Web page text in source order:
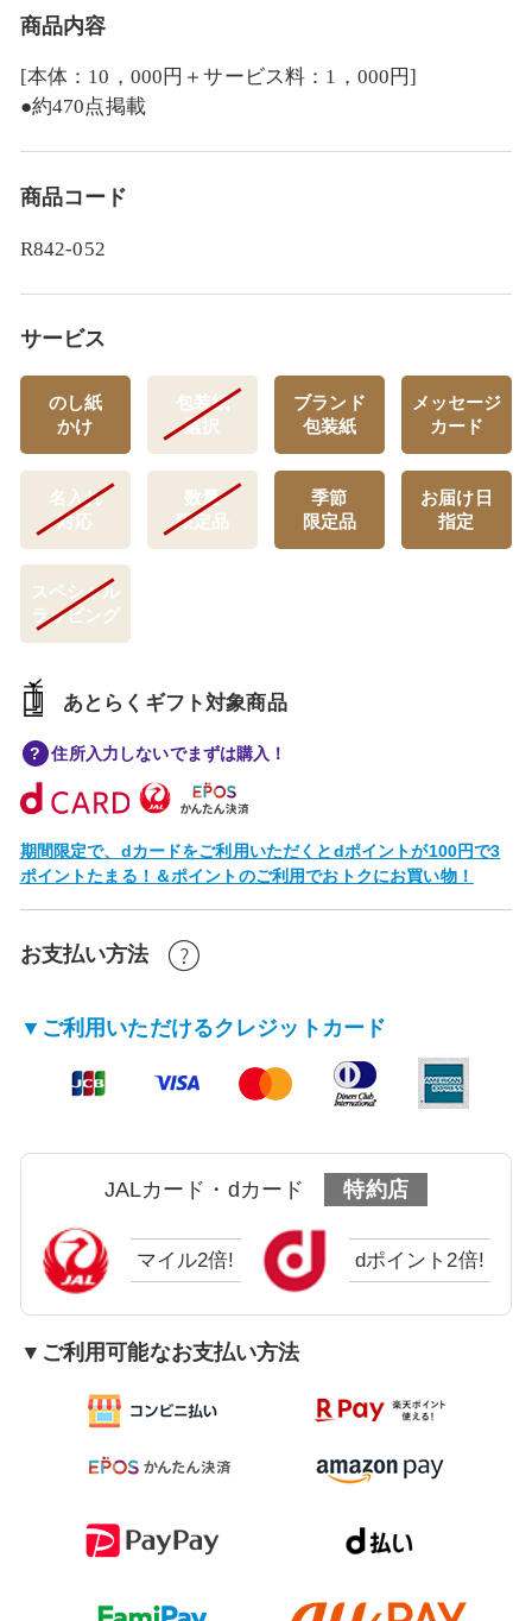
商品内容
[本体：10，000円＋サービス料：1，000円]
●約470点掲載
商品コード
R842-052
サービス
のし紙
かけ
包装紙
選択
ブランド
包装紙
メッセージ
カード
名入れ
対応
数量
限定品
季節
限定品
お届け日
指定
スペシャル
ラッピング
あとらくギフト対象商品
住所入力しないでまずは購入！
期間限定で、dカードをご利用いただくとdポイントが100円で3
ポイントたまる！＆ポイントのご利用でおトクにお買い物！
お支払い方法
▼ご利用いただけるクレジットカード
JALカード・dカード 特約店
マイル2倍! dポイント2倍!
▼ご利用可能なお支払い方法